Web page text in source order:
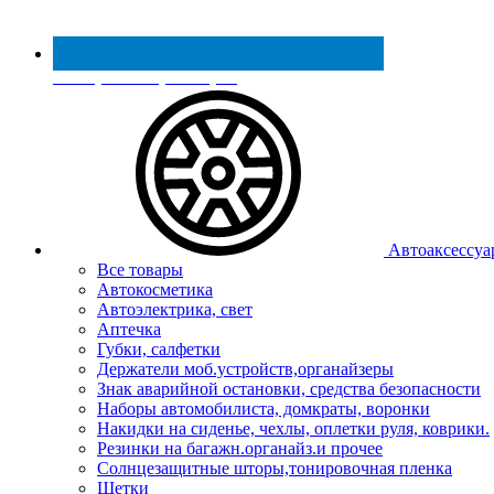
Реестр МинПромТорга
Все товары
Автокосметика
Автоэлектрика, свет
Аптечка
Губки, салфетки
Держатели моб.устройств,органайзеры
Знак аварийной остановки, средства безопасности
Наборы автомобилиста, домкраты, воронки
Накидки на сиденье, чехлы, оплетки руля, коврики.
Резинки на багажн.органайз.и прочее
Солнцезащитные шторы,тонировочная пленка
Щетки